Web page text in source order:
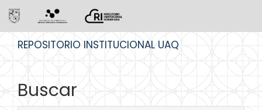
REPOSITORIO INSTITUCIONAL UAQ
Buscar